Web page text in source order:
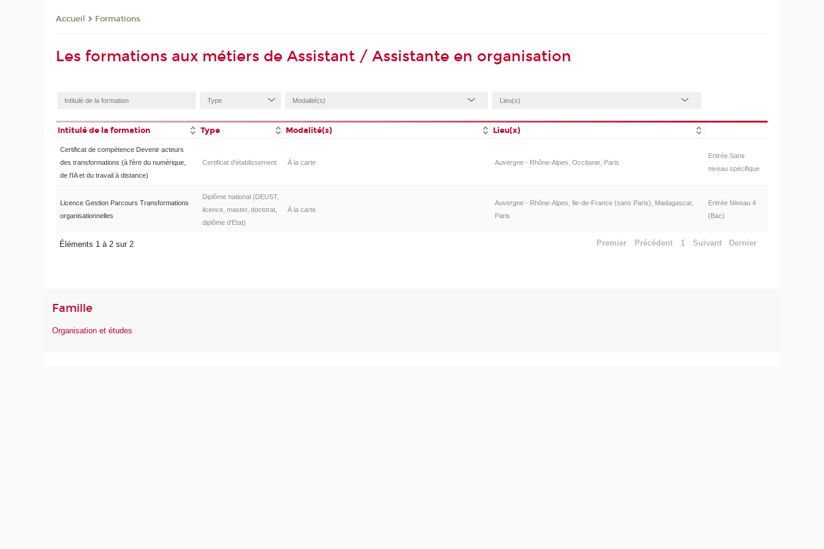
Accueil Formations
Les formations aux métiers de Assistant / Assistante en organisation
Intitulé de la formation Type Modalité(s) Lieu(x)
Certificat de compétence Devenir acteurs
des transformations (à l'ère du numérique,
de l'IA et du travail à distance)
Certificat d'établissement À la carte Auvergne - Rhône-Alpes, Occitanie, Paris
Entrée Sans
niveau spécifique
Licence Gestion Parcours Transformations
organisationnelles
Diplôme national (DEUST,
licence, master, doctorat,
diplôme d'Etat)
À la carte
Auvergne - Rhône-Alpes, Ile-de-France (sans Paris), Madagascar,
Paris
Entrée Niveau 4
(Bac)
Éléments 1 à 2 sur 2 Premier Précédent 1 Suivant Dernier
Famille
Organisation et études